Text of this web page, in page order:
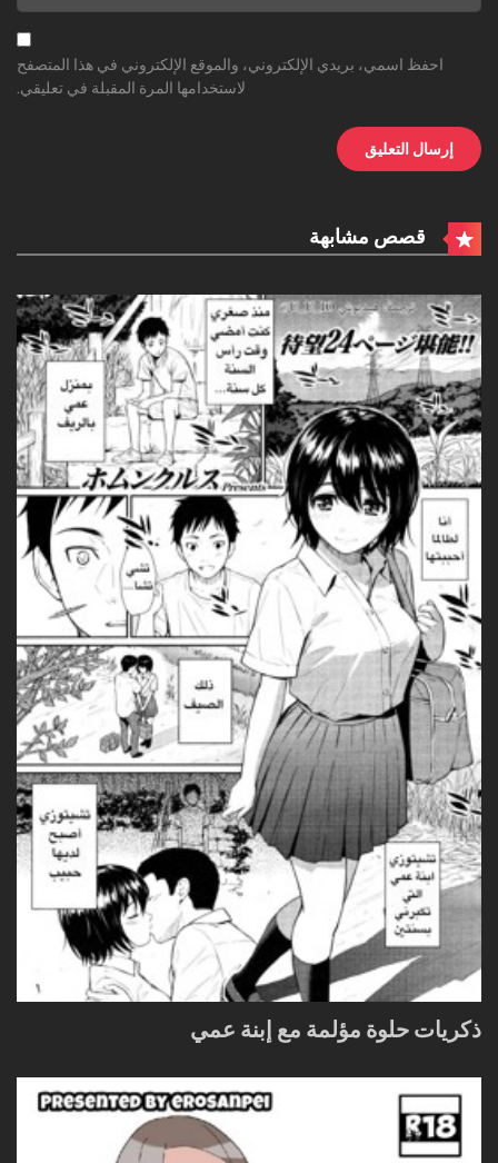
احفظ اسمي، بريدي الإلكتروني، والموقع الإلكتروني في هذا المتصفح
لاستخدامها المرة المقبلة في تعليقي.
قصص مشابهة
ذكريات حلوة مؤلمة مع إبنة عمي